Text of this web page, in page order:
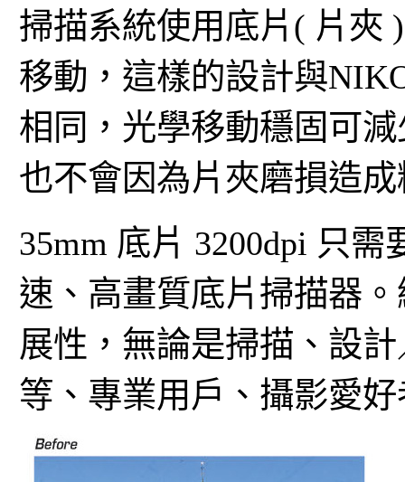
掃描系統使用底片( 片夾
移動，這樣的設計與
相同，光學移動穩固可
也不會因為片夾磨損造
35mm 底片 3200dpi 只
速、高畫質底片掃描器
展性，無論是掃描、設
等、專業用戶、攝影愛